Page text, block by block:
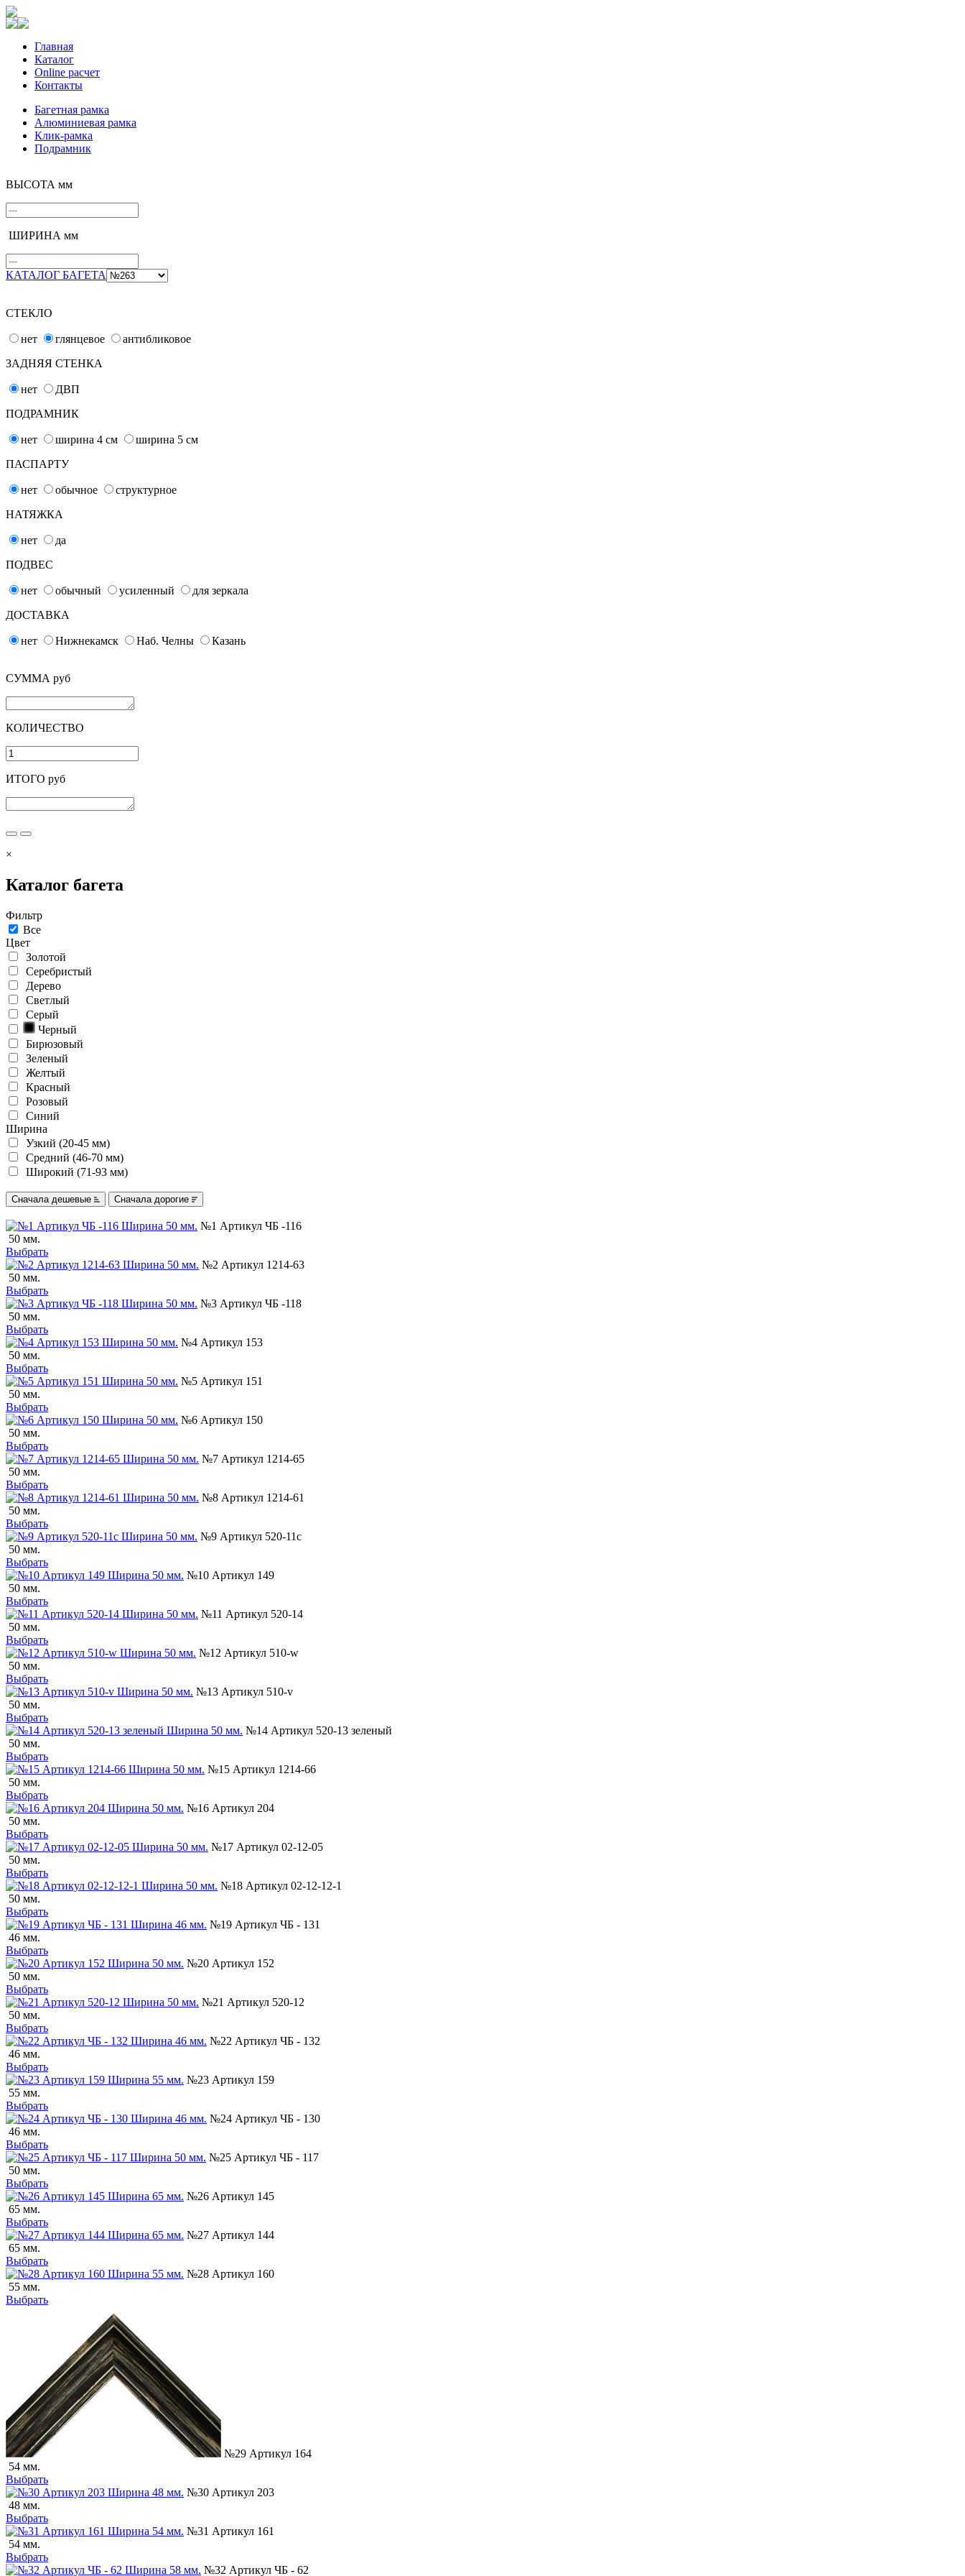
Главная
Каталог
Online расчет
Контакты
Багетная рамка
Алюминиевая рамка
Клик-рамка
Подрамник
ВЫСОТА мм
ШИРИНА мм
КАТАЛОГ БАГЕТА
СТЕКЛО
нет глянцевое
антибликовое
ЗАДНЯЯ СТЕНКА
нет
ДВП
ПОДРАМНИК
нет ширина 4 см ширина 5 см
ПАСПАРТУ
нет обычное
структурное
НАТЯЖКА
нет
да
ПОДВЕС
нет обычный усиленный
для зеркала
ДОСТАВКА
нет Нижнекамск Наб. Челны Казань
СУММА руб
КОЛИЧЕСТВО
ИТОГО руб
×
Каталог багета
Фильтр
Все
Цвет
Золотой
Серебристый
Дерево
Светлый
Серый
Черный
Бирюзовый
Зеленый
Желтый
Красный
Розовый
Синий
Ширина
Узкий (20-45 мм)
Средний (46-70 мм)
Широкий (71-93 мм)
Сначала дешевые Сначала дорогие
№1 Артикул ЧБ -116
50 мм.
Выбрать
№2 Артикул 1214-63
50 мм.
Выбрать
№3 Артикул ЧБ -118
50 мм.
Выбрать
№4 Артикул 153
50 мм.
Выбрать
№5 Артикул 151
50 мм.
Выбрать
№6 Артикул 150
50 мм.
Выбрать
№7 Артикул 1214-65
50 мм.
Выбрать
№8 Артикул 1214-61
50 мм.
Выбрать
№9 Артикул 520-11с
50 мм.
Выбрать
№10 Артикул 149
50 мм.
Выбрать
№11 Артикул 520-14
50 мм.
Выбрать
№12 Артикул 510-w
50 мм.
Выбрать
№13 Артикул 510-v
50 мм.
Выбрать
№14 Артикул 520-13 зеленый
50 мм.
Выбрать
№15 Артикул 1214-66
50 мм.
Выбрать
№16 Артикул 204
50 мм.
Выбрать
№17 Артикул 02-12-05
50 мм.
Выбрать
№18 Артикул 02-12-12-1
50 мм.
Выбрать
№19 Артикул ЧБ - 131
46 мм.
Выбрать
№20 Артикул 152
50 мм.
Выбрать
№21 Артикул 520-12
50 мм.
Выбрать
№22 Артикул ЧБ - 132
46 мм.
Выбрать
№23 Артикул 159
55 мм.
Выбрать
№24 Артикул ЧБ - 130
46 мм.
Выбрать
№25 Артикул ЧБ - 117
50 мм.
Выбрать
№26 Артикул 145
65 мм.
Выбрать
№27 Артикул 144
65 мм.
Выбрать
№28 Артикул 160
55 мм.
Выбрать
№29 Артикул 164
54 мм.
Выбрать
№30 Артикул 203
48 мм.
Выбрать
№31 Артикул 161
54 мм.
Выбрать
№32 Артикул ЧБ - 62